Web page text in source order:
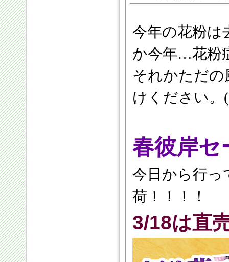
今年の花粉
か今年…花粉
それかただ
けください。
春彼岸セ
今日から行っ
荷！！！！
3/18は直